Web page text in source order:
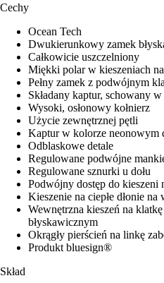
Cechy
Ocean Tech
Dwukierunkowy zamek
Całkowicie uszczelniony
Miękki polar w kieszeniach
Pełny zamek z podwójnym
Składany kaptur, schowany w
Wysoki, osłonowy kołnierz
Użycie zewnętrznej pętli
Kaptur w kolorze neonowym
Odblaskowe detale
Regulowane podwójne
Regulowane sznurki u dołu
Podwójny dostęp do kieszeni
Kieszenie na ciepłe dłonie
Wewnętrzna kieszeń na
błyskawicznym
Okrągły pierścień na linkę
Produkt bluesign®
Skład